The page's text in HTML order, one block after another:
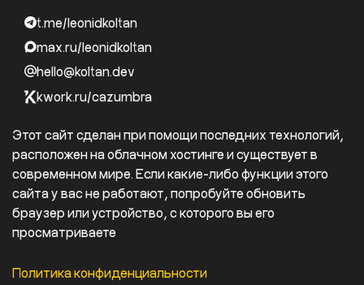
t.me/leonidkoltan
max.ru/leonidkoltan
hello@koltan.dev
kwork.ru/cazumbra
Этот сайт сделан при помощи последних технологий,
расположен на облачном хостинге и существует в
современном мире. Если какие-либо функции этого
сайта у вас не работают, попробуйте обновить
браузер или устройство, с которого вы его
просматриваете
Политика конфиденциальности